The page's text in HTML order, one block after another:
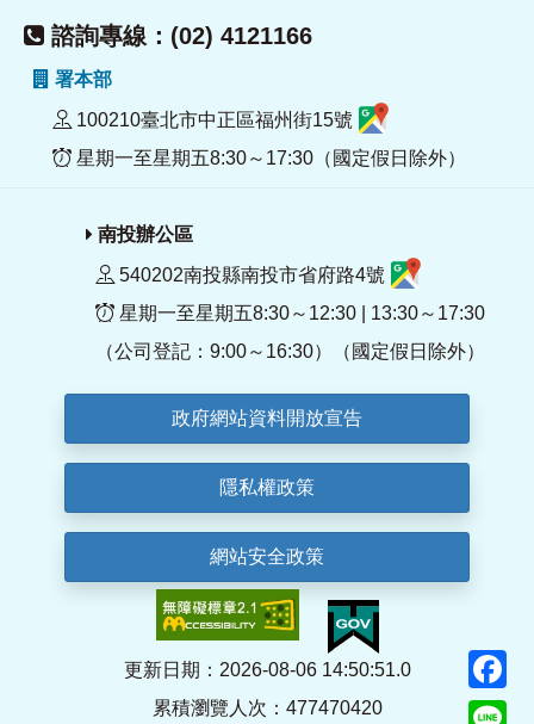
諮詢專線：(02) 4121166
署本部
100210臺北市中正區福州街15號
星期一至星期五8:30～17:30（國定假日除外）
南投辦公區
540202南投縣南投市省府路4號
星期一至星期五8:30～12:30 | 13:30～17:30
（公司登記：9:00～16:30）（國定假日除外）
政府網站資料開放宣告
隱私權政策
網站安全政策
更新日期：2026-08-06 14:50:51.0
累積瀏覽人次：477470420